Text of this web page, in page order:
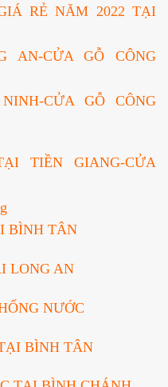
RẺ NĂM 2022 TẠI
AN-CỬA GỖ CÔNG
CỬA GỖ CÔNG
TIỀN GIANG-CỬA
BÌNH TÂN
LONG AN
NƯỚC
BÌNH TÂN